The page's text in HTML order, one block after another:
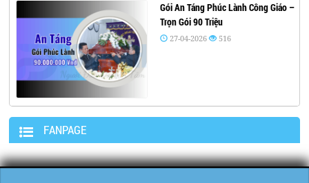
Gói An Táng Phúc Lành Công Giáo –
Trọn Gói 90 Triệu
27-04-2026 516
FANPAGE